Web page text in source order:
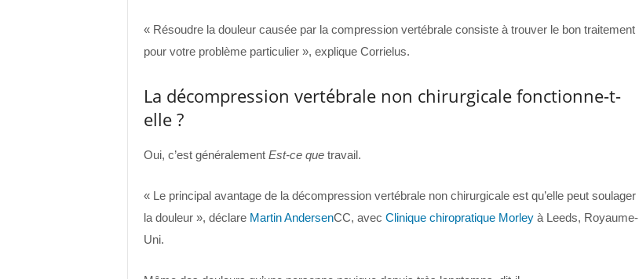
« Résoudre la douleur causée par la compression vertébrale consiste à trouver le bon traitement
pour votre problème particulier », explique Corrielus.
La décompression vertébrale non chirurgicale fonctionne-t-
elle ?
Oui, c’est généralement Est-ce quetravail.
« Le principal avantage de la décompression vertébrale non chirurgicale est qu’elle peut soulager
la douleur », déclare Martin AndersenCC, avec Clinique chiropratique Morleyà Leeds, Royaume-
Uni.